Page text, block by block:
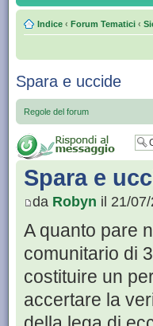
Indice ‹ Forum Tematici ‹
Spara e uccide
Regole del forum
Spara e
da Robyn il 21/
A quanto pare
comunitario di
costituire un
accertare la